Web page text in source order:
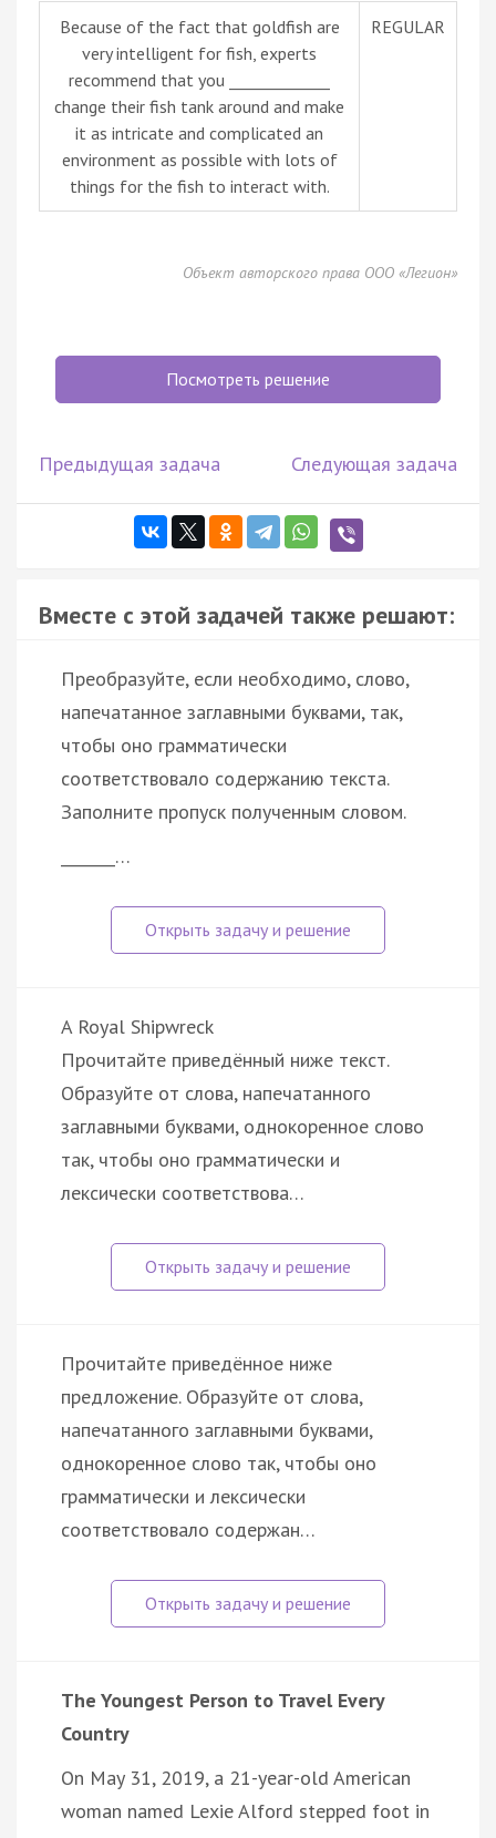
Because of the fact that goldfish are
very intelligent for fish, experts
recommend that you _____________
change their fish tank around and make
it as intricate and complicated an
environment as possible with lots of
things for the fish to interact with.
REGULAR
Объект авторского права ООО «Легион»
Посмотреть решение
Предыдущая задача Следующая задача
Вместе с этой задачей также решают:
Преобразуйте, если необходимо, слово,
напечатанное заглавными буквами, так,
чтобы оно грамматически
соответствовало содержанию текста.
Заполните пропуск полученным словом.
_______…
A Royal Shipwreck
Прочитайте приведённый ниже текст.
Образуйте от слова, напечатанного
заглавными буквами, однокоренное слово
так, чтобы оно грамматически и
лексически соответствова…
Прочитайте приведённое ниже
предложение. Образуйте от слова,
напечатанного заглавными буквами,
однокоренное слово так, чтобы оно
грамматически и лексически
соответствовало содержан…
The Youngest Person to Travel Every
Country
On May 31, 2019, a 21-year-old American
woman named Lexie Alford stepped foot in